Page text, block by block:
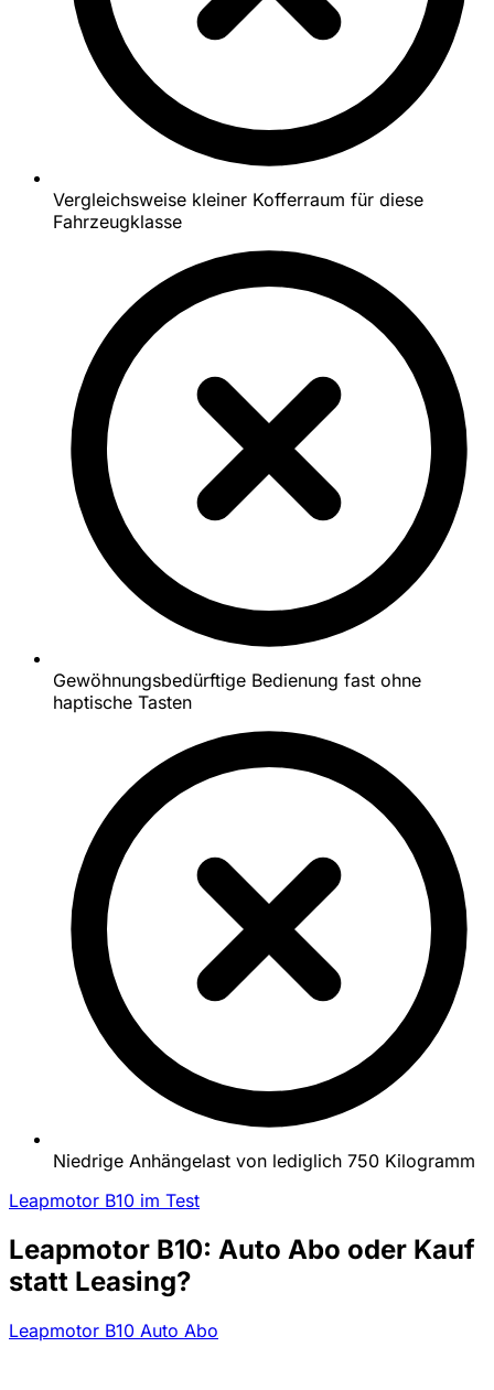
Vergleichsweise kleiner Kofferraum für diese
Fahrzeugklasse
Gewöhnungsbedürftige Bedienung fast ohne
haptische Tasten
Niedrige Anhängelast von lediglich 750 Kilogramm
Leapmotor B10 im Test
Leapmotor B10: Auto Abo oder Kauf
statt Leasing?
Leapmotor B10 Auto Abo